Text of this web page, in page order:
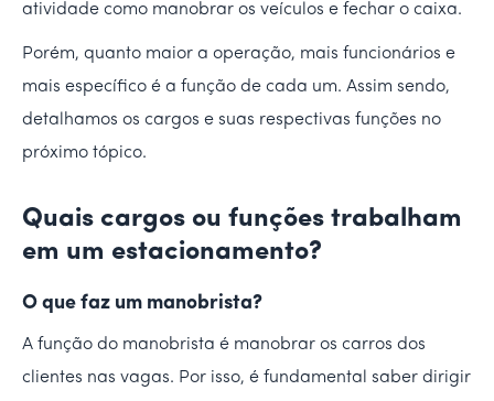
atividade como manobrar os veículos e fechar o caixa.
Porém, quanto maior a operação, mais funcionários e
mais específico é a função de cada um. Assim sendo,
detalhamos os cargos e suas respectivas funções no
próximo tópico.
Quais cargos ou funções trabalham
em um estacionamento?
O que faz um manobrista?
A função do manobrista é manobrar os carros dos
clientes nas vagas. Por isso, é fundamental saber dirigir